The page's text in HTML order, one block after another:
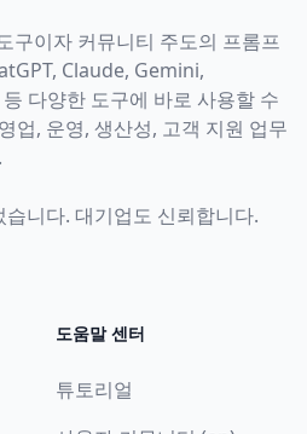
구이자 커뮤니티 주도의 프롬프
Claude, Gemini,
다양한 도구에 바로 사용할 수
업, 운영, 생산성, 고객 지원 업무
니다. 대기업도 신뢰합니다.
도움말 센터
튜토리얼